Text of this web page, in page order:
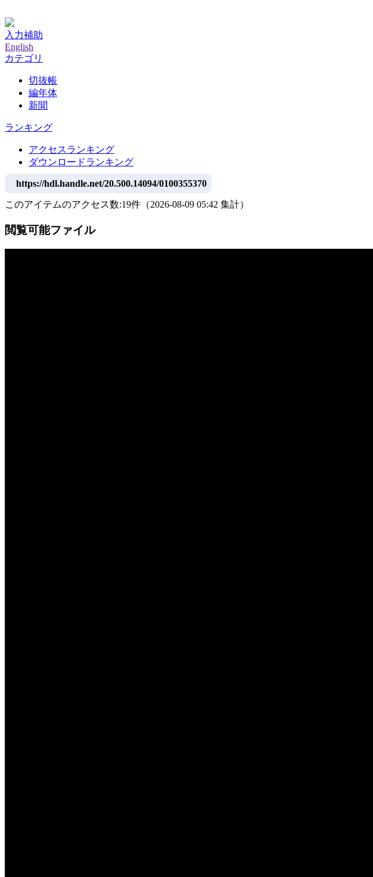
入力補助
English
カテゴリ
切抜帳
編年体
新聞
ランキング
アクセスランキング
ダウンロードランキング
https://hdl.handle.net/20.500.14094/0100355370
このアイテムのアクセス数:19件 （2026-08-09 05:42 集計）
閲覧可能ファイル